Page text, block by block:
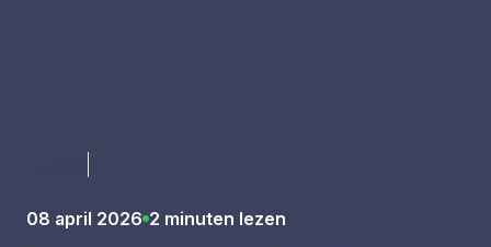
08 april 2026 2 minuten lezen